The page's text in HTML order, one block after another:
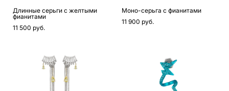
Длинные серьги с желтыми
фианитами
11 500 pуб.
Моно-серьга с фианитами
11 900 pуб.